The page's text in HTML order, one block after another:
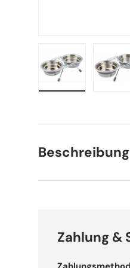
Beschreibung
Zahlung &